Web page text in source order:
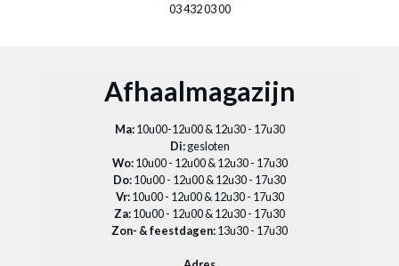
03 432 03 00
Afhaalmagazijn
Ma:10u00-12u00 & 12u30 - 17u30
Di:gesloten
Wo:10u00 - 12u00 & 12u30 - 17u30
Do:10u00 - 12u00 & 12u30 - 17u30
Vr:10u00 - 12u00 & 12u30 - 17u30
Za:10u00 - 12u00 & 12u30 - 17u30
Zon- & feestdagen:13u30 - 17u30